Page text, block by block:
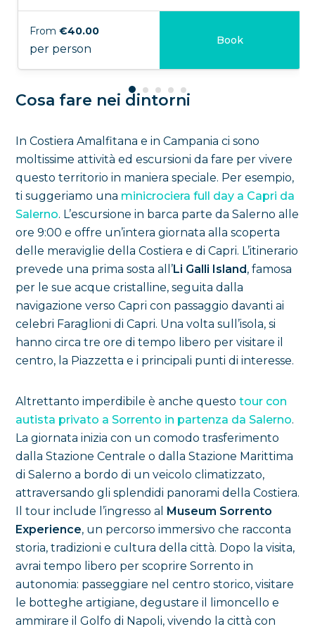
From €40.00
per person
Book
Cosa fare nei dintorni
In Costiera Amalfitana e in Campania ci sono
moltissime attività ed escursioni da fare per vivere
questo territorio in maniera speciale. Per esempio,
ti suggeriamo una minicrociera full day a Capri da
Salerno. L’escursione in barca parte da Salerno alle
ore 9:00 e offre un’intera giornata alla scoperta
delle meraviglie della Costiera e di Capri. L’itinerario
prevede una prima sosta all’Li Galli Island, famosa
per le sue acque cristalline, seguita dalla
navigazione verso Capri con passaggio davanti ai
celebri Faraglioni di Capri. Una volta sull’isola, si
hanno circa tre ore di tempo libero per visitare il
centro, la Piazzetta e i principali punti di interesse.
Altrettanto imperdibile è anche questo tour con
autista privato a Sorrento in partenza da Salerno.
La giornata inizia con un comodo trasferimento
dalla Stazione Centrale o dalla Stazione Marittima
di Salerno a bordo di un veicolo climatizzato,
attraversando gli splendidi panorami della Costiera.
Il tour include l’ingresso al Museum Sorrento
Experience, un percorso immersivo che racconta
storia, tradizioni e cultura della città. Dopo la visita,
avrai tempo libero per scoprire Sorrento in
autonomia: passeggiare nel centro storico, visitare
le botteghe artigiane, degustare il limoncello e
ammirare il Golfo di Napoli, vivendo la città con